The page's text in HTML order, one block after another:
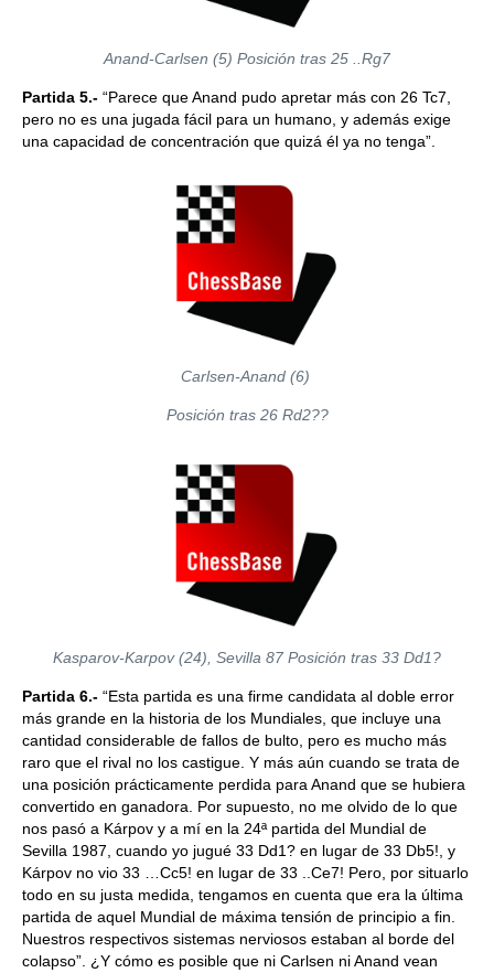
Anand-Carlsen (5) Posición tras 25 ..Rg7
Partida 5.- “Parece que Anand pudo apretar más con 26 Tc7,
pero no es una jugada fácil para un humano, y además exige
una capacidad de concentración que quizá él ya no tenga”.
Carlsen-Anand (6)
Posición tras 26 Rd2??
Kasparov-Karpov (24), Sevilla 87 Posición tras 33 Dd1?
Partida 6.- “Esta partida es una firme candidata al doble error
más grande en la historia de los Mundiales, que incluye una
cantidad considerable de fallos de bulto, pero es mucho más
raro que el rival no los castigue. Y más aún cuando se trata de
una posición prácticamente perdida para Anand que se hubiera
convertido en ganadora. Por supuesto, no me olvido de lo que
nos pasó a Kárpov y a mí en la 24ª partida del Mundial de
Sevilla 1987, cuando yo jugué 33 Dd1? en lugar de 33 Db5!, y
Kárpov no vio 33 …Cc5! en lugar de 33 ..Ce7! Pero, por situarlo
todo en su justa medida, tengamos en cuenta que era la última
partida de aquel Mundial de máxima tensión de principio a fin.
Nuestros respectivos sistemas nerviosos estaban al borde del
colapso”. ¿Y cómo es posible que ni Carlsen ni Anand vean